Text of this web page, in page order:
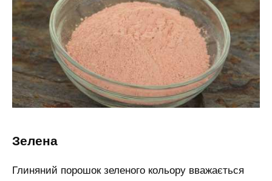
зелена
Глиняний порошок зеленого кольору вважається